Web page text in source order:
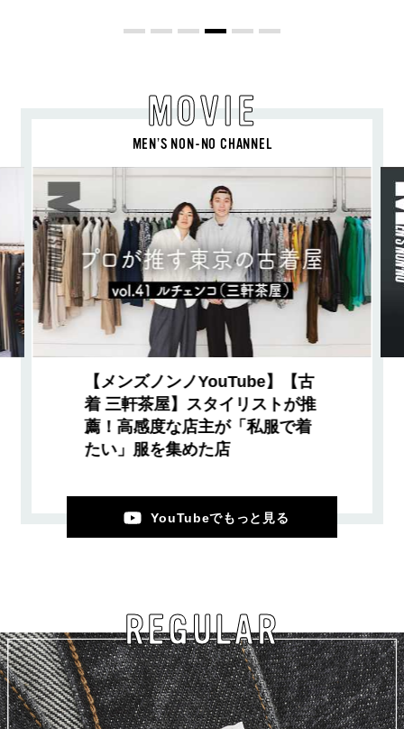
MOVIE
MEN’S NON-NO CHANNEL
【メンズノンノYouTube】【古
着 三軒茶屋】スタイリストが推
薦！高感度な店主が「私服で着
たい」服を集めた店
YouTubeでもっと見る
REGULAR